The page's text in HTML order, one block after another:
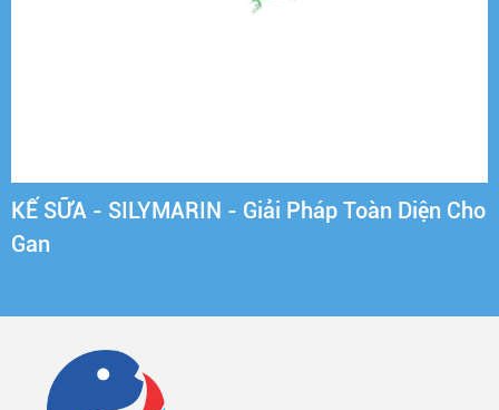
KẾ SỮA - SILYMARIN - Giải Pháp Toàn Diện Cho
Gan